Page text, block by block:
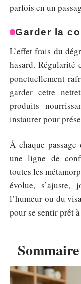
Sommaire
parfois en un
Garder la
L’effet frais du
hasard. Régularité
ponctuellement
garder cette
produits
instaurer pour
À chaque
une ligne de
toutes les
évolue,
l’humeur ou du
pour se sentir prêt